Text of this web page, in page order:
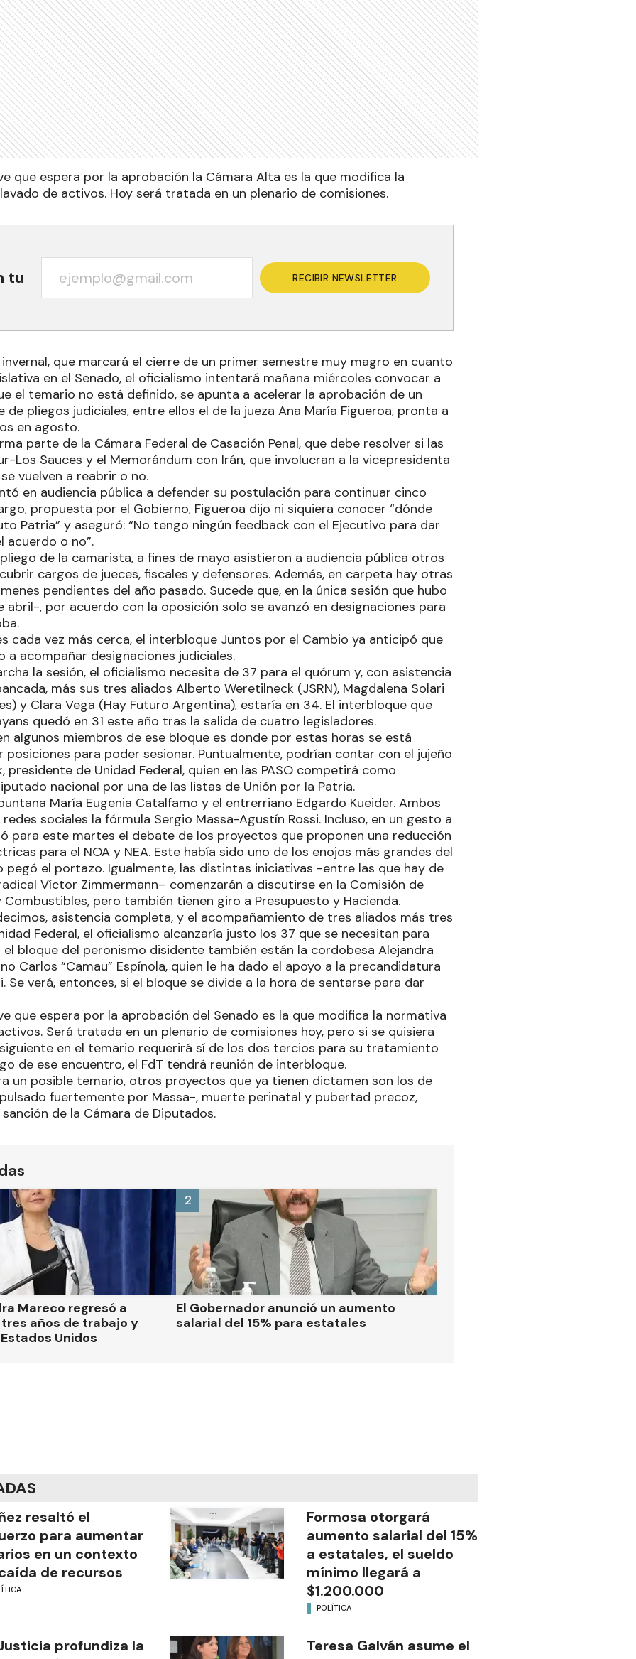
que espera por la aprobación la Cámara Alta es la que modifica la
de activos. Hoy será tratada en un plenario de comisiones.
tu RECIBIR NEWSLETTER
que marcará el cierre de un primer semestre muy magro en cuanto
en el Senado, el oficialismo intentará mañana miércoles convocar a
el temario no está definido, se apunta a acelerar la aprobación de un
pliegos judiciales, entre ellos el de la jueza Ana María Figueroa, pronta a
en agosto.
parte de la Cámara Federal de Casación Penal, que debe resolver si las
Los Sauces y el Memorándum con Irán, que involucran a la vicepresidenta
vuelven a reabrir o no.
en audiencia pública a defender su postulación para continuar cinco
propuesta por el Gobierno, Figueroa dijo ni siquiera conocer “dónde
Patria” y aseguró: “No tengo ningún feedback con el Ejecutivo para dar
acuerdo o no”.
de la camarista, a fines de mayo asistieron a audiencia pública otros
cargos de jueces, fiscales y defensores. Además, en carpeta hay otras
pendientes del año pasado. Sucede que, en la única sesión que hubo
abril-, por acuerdo con la oposición solo se avanzó en designaciones para
cada vez más cerca, el interbloque Juntos por el Cambio ya anticipó que
a acompañar designaciones judiciales.
la sesión, el oficialismo necesita de 37 para el quórum y, con asistencia
más sus tres aliados Alberto Weretilneck (JSRN), Magdalena Solari
y Clara Vega (Hay Futuro Argentina), estaría en 34. El interbloque que
quedó en 31 este año tras la salida de cuatro legisladores.
algunos miembros de ese bloque es donde por estas horas se está
posiciones para poder sesionar. Puntualmente, podrían contar con el jujeño
presidente de Unidad Federal, quien en las PASO competirá como
nacional por una de las listas de Unión por la Patria.
María Eugenia Catalfamo y el entrerriano Edgardo Kueider. Ambos
sociales la fórmula Sergio Massa-Agustín Rossi. Incluso, en un gesto a
para este martes el debate de los proyectos que proponen una reducción
para el NOA y NEA. Este había sido uno de los enojos más grandes del
pegó el portazo. Igualmente, las distintas iniciativas -entre las que hay de
Víctor Zimmermann– comenzarán a discutirse en la Comisión de
Combustibles, pero también tienen giro a Presupuesto y Hacienda.
asistencia completa, y el acompañamiento de tres aliados más tres
Federal, el oficialismo alcanzaría justo los 37 que se necesitan para
el bloque del peronismo disidente también están la cordobesa Alejandra
Carlos “Camau” Espínola, quien le ha dado el apoyo a la precandidatura
Se verá, entonces, si el bloque se divide a la hora de sentarse para dar
que espera por la aprobación del Senado es la que modifica la normativa
Será tratada en un plenario de comisiones hoy, pero si se quisiera
en el temario requerirá sí de los dos tercios para su tratamiento
de ese encuentro, el FdT tendrá reunión de interbloque.
un posible temario, otros proyectos que ya tienen dictamen son los de
fuertemente por Massa-, muerte perinatal y pubertad precoz,
de la Cámara de Diputados.
Mareco regresó a
años de trabajo y
Unidos
El Gobernador anunció un aumento
salarial del 15% para estatales
2
resaltó el
para aumentar
en un contexto
de recursos
Formosa otorgará
aumento salarial del 15%
a estatales, el sueldo
mínimo llegará a
$1.200.000
POLÍTICA
profundiza la
Teresa Galván asume el